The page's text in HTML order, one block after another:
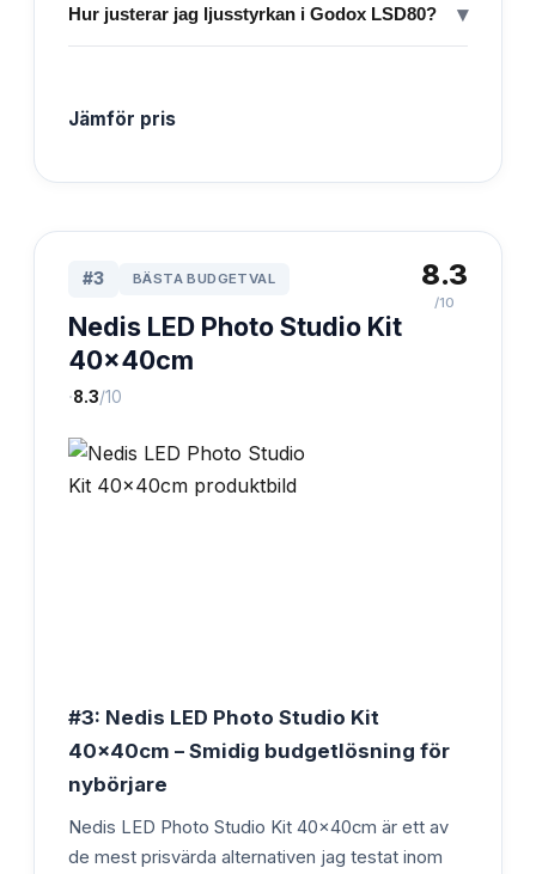
Hur justerar jag ljusstyrkan i Godox LSD80? ▾
Jämför pris
#3 BÄSTA BUDGETVAL
Nedis LED Photo Studio Kit
40x40cm
·8.3/10
8.3
/10
#3: Nedis LED Photo Studio Kit
40x40cm – Smidig budgetlösning för
nybörjare
Nedis LED Photo Studio Kit 40x40cm är ett av
de mest prisvärda alternativen jag testat inom